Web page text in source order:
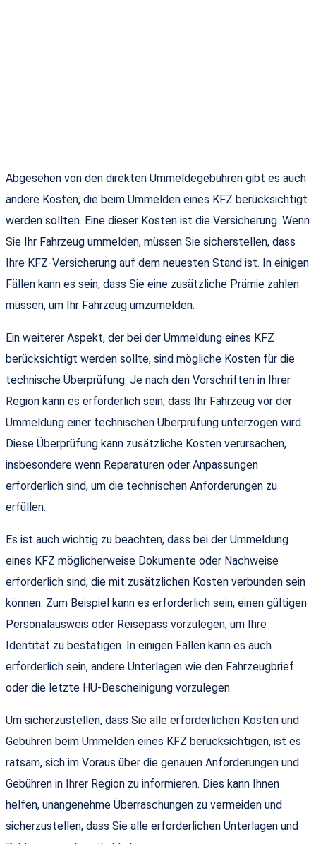
Abgesehen von den direkten Ummeldegebühren gibt es auch
andere Kosten, die beim Ummelden eines KFZ berücksichtigt
werden sollten. Eine dieser Kosten ist die Versicherung. Wenn
Sie Ihr Fahrzeug ummelden, müssen Sie sicherstellen, dass
Ihre KFZ-Versicherung auf dem neuesten Stand ist. In einigen
Fällen kann es sein, dass Sie eine zusätzliche Prämie zahlen
müssen, um Ihr Fahrzeug umzumelden.
Ein weiterer Aspekt, der bei der Ummeldung eines KFZ
berücksichtigt werden sollte, sind mögliche Kosten für die
technische Überprüfung. Je nach den Vorschriften in Ihrer
Region kann es erforderlich sein, dass Ihr Fahrzeug vor der
Ummeldung einer technischen Überprüfung unterzogen wird.
Diese Überprüfung kann zusätzliche Kosten verursachen,
insbesondere wenn Reparaturen oder Anpassungen
erforderlich sind, um die technischen Anforderungen zu
erfüllen.
Es ist auch wichtig zu beachten, dass bei der Ummeldung
eines KFZ möglicherweise Dokumente oder Nachweise
erforderlich sind, die mit zusätzlichen Kosten verbunden sein
können. Zum Beispiel kann es erforderlich sein, einen gültigen
Personalausweis oder Reisepass vorzulegen, um Ihre
Identität zu bestätigen. In einigen Fällen kann es auch
erforderlich sein, andere Unterlagen wie den Fahrzeugbrief
oder die letzte HU-Bescheinigung vorzulegen.
Um sicherzustellen, dass Sie alle erforderlichen Kosten und
Gebühren beim Ummelden eines KFZ berücksichtigen, ist es
ratsam, sich im Voraus über die genauen Anforderungen und
Gebühren in Ihrer Region zu informieren. Dies kann Ihnen
helfen, unangenehme Überraschungen zu vermeiden und
sicherzustellen, dass Sie alle erforderlichen Unterlagen und